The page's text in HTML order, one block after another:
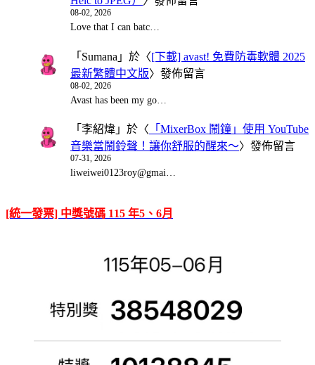
08-02, 2026
Love that I can batc…
「 Sumana 」於〈[下載] avast! 免費防毒軟體 2025
最新繁體中文版〉發佈留言
08-02, 2026
Avast has been my go…
「 李紹煒 」於〈 「MixerBox 鬧鐘」使用 YouTube
音樂當鬧鈴聲！讓你舒服的醒來～〉發佈留言
07-31, 2026
liweiwei0123roy@gmai…
[統一發票] 中獎號碼 115 年5、6月